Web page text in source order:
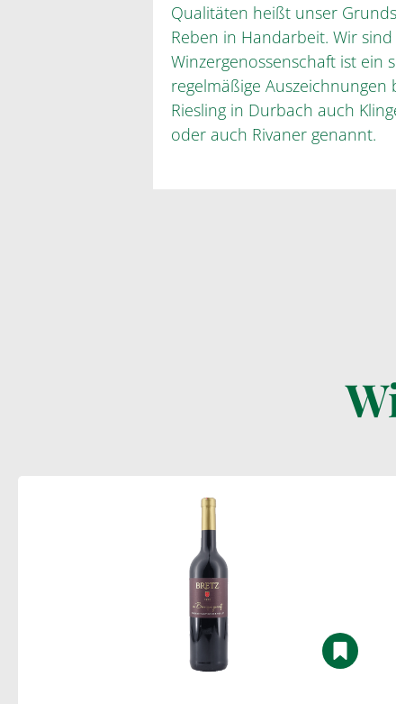
Qualitäten heißt unser
Reben in Handarbeit. Wir
Winzergenossenschaft ist ein
regelmäßige
Riesling in Durbach auch
oder auch Rivaner genannt.